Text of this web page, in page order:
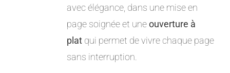
avec élégance, dans une mise en
page soignée et uneouverture à
plat qui permet de vivre chaque page
sans interruption.